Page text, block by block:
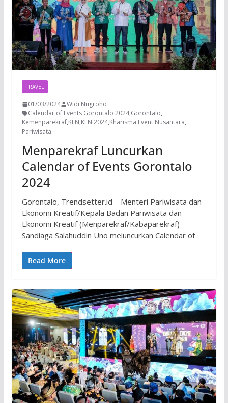
TRAVEL
01/03/2024
Widi Nugroho
Calendar of Events Gorontalo 2024,Gorontalo,
Kemenparekraf,KEN,KEN 2024,Kharisma Event Nusantara,
Pariwisata
Menparekraf Luncurkan
Calendar of Events Gorontalo
2024
Gorontalo, Trendsetter.id – Menteri Pariwisata dan
Ekonomi Kreatif/Kepala Badan Pariwisata dan
Ekonomi Kreatif (Menparekraf/Kabaparekraf)
Sandiaga Salahuddin Uno meluncurkan Calendar of
Read More